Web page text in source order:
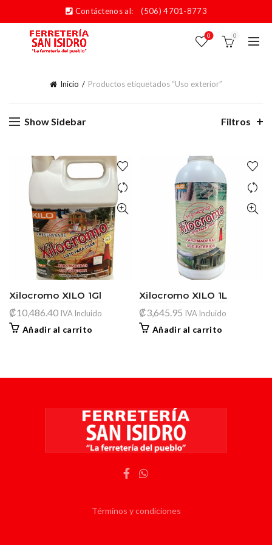
Contáctenos al: (506) 4701-8773
0 0
Inicio Productos etiquetados “Uso exterior”
Show Sidebar Filtros
Xilocromo XILO 1Gl
₡10,486.40 IVA Incluido
Añadir al carrito
Xilocromo XILO 1L
₡3,645.95 IVA Incluido
Añadir al carrito
Términos y condiciones